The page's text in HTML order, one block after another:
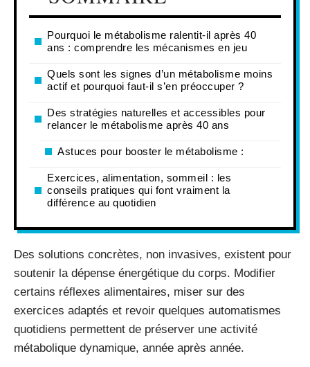
Pourquoi le métabolisme ralentit-il après 40
ans : comprendre les mécanismes en jeu
Quels sont les signes d’un métabolisme moins
actif et pourquoi faut-il s’en préoccuper ?
Des stratégies naturelles et accessibles pour
relancer le métabolisme après 40 ans
Astuces pour booster le métabolisme :
Exercices, alimentation, sommeil : les
conseils pratiques qui font vraiment la
différence au quotidien
Des solutions concrètes, non invasives, existent pour
soutenir la dépense énergétique du corps. Modifier
certains réflexes alimentaires, miser sur des
exercices adaptés et revoir quelques automatismes
quotidiens permettent de préserver une activité
métabolique dynamique, année après année.